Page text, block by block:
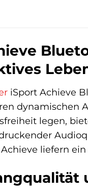
iSport Achieve
dynamischen
legen,
liefern